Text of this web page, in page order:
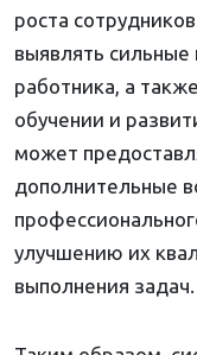
роста
выявлять
работника, а
обучении и
может
дополнительные
улучшению их
выполнения задач.